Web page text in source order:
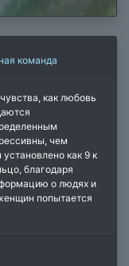
команда
как любовь
чем
как 9 к
благодаря
о людях и
попытается